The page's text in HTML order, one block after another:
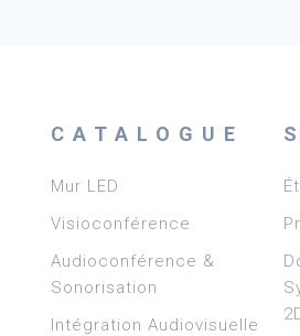
CATALOGUE
Mur LED
Visioconférence
Audioconférence &
Sonorisation
Intégration Audiovisuelle